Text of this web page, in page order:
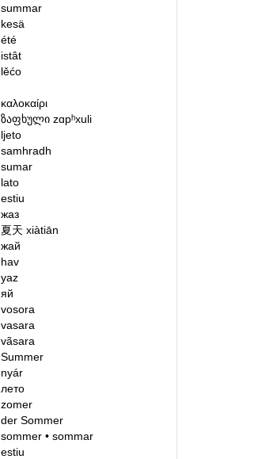
summar
kesä
été
istât
lěćo
καλοκαίρι
ზაფხულიzɑpʰxuli
ljeto
samhradh
sumar
lato
estiu
жаз
夏天xiàtiān
жай
hav
yaz
яй
vosora
vasara
vãsara
Summer
nyár
лето
zomer
der Sommer
sommer• sommar
estiu